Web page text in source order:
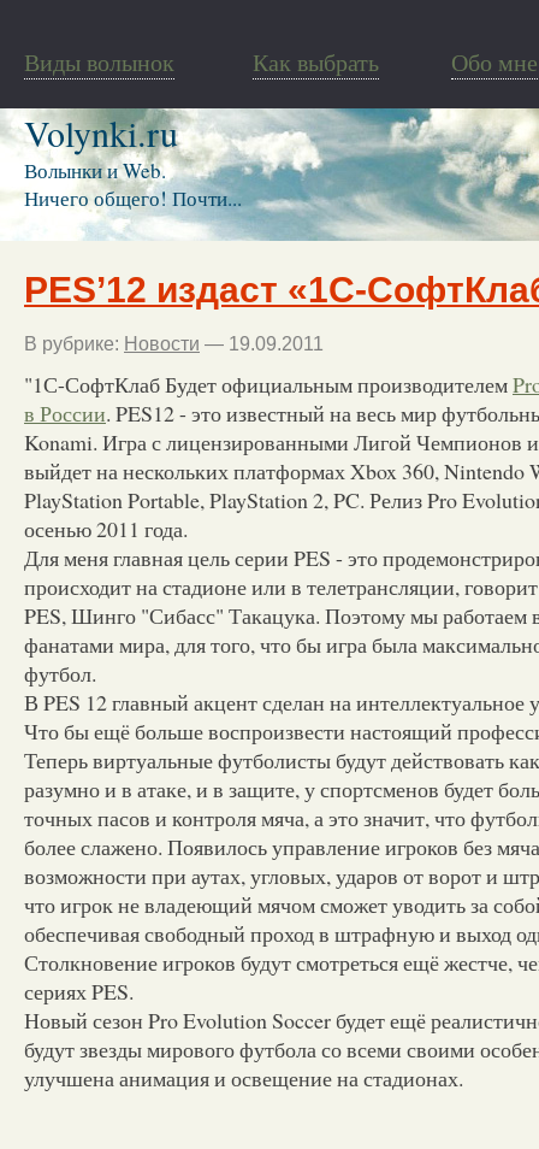
Виды волынок Как выбрать Обо мне
Volynki.ru
Волынки и Web.
Ничего общего! Почти...
PES’12 издаст «1С-
В рубрике: Новости — 19.09.2011
"1С-СофтКлаб Будет официальнымпроизводителем
в России. PES12 - это известный на весь мир
Konami. Игра с лицензированными Лигой Чемпионов
выйдет на нескольких платформах Xbox 360, Nintendo
PlayStation Portable, PlayStation 2, PC. Релиз Pro
осенью 2011 года.
Для меня главная цель серии PES - это
происходит на стадионе или в телетрансляции,
PES, Шинго "Сибасс" Такацука. Поэтому мы работаем
фанатами мира, для того, что бы игра была
футбол.
В PES 12 главный акцент сделан на интеллектуальное
Что бы ещё больше воспроизвести настоящий
Теперь виртуальные футболисты будут действовать
разумно и в атаке, и в защите, у спортсменов будет
точных пасов и контроля мяча, а это значит, что
более слажено. Появилось управление игроков без
возможности при аутах, угловых, ударов от ворот и
что игрок не владеющий мячом сможет уводить за
обеспечивая свободный проход в штрафную и выход
Столкновение игроков будут смотреться ещё жестче,
сериях PES.
Новый сезон Pro Evolution Soccer будет ещё
будут звезды мирового футбола со всеми своими
улучшена анимация и освещение на стадионах.